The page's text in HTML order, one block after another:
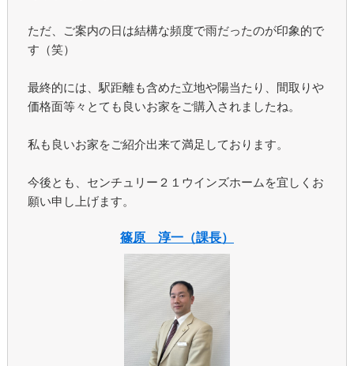
ただ、ご案内の日は結構な頻度で雨だったのが印象的で
す（笑）
最終的には、駅距離も含めた立地や陽当たり、間取りや
価格面等々とても良いお家をご購入されましたね。
私も良いお家をご紹介出来て満足しております。
今後とも、センチュリー２１ウインズホームを宜しくお
願い申し上げます。
篠原 淳一（課長）